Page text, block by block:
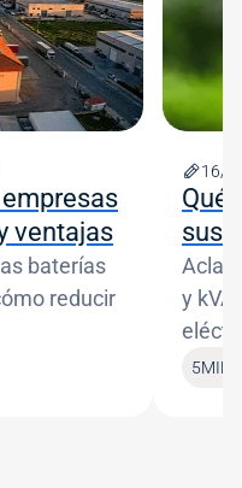
ventajas
baterías
reducir
16/
Qué
sus
y
5MIN